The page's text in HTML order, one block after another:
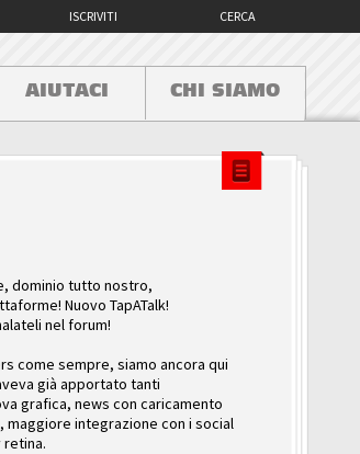
CERCA
ISCRIVITI
AIUTACI CHI SIAMO
dominio tutto nostro,
Nuovo TapATalk!
nel forum!
come sempre, siamo ancora qui
già apportato tanti
grafica, news con caricamento
maggiore integrazione con i social